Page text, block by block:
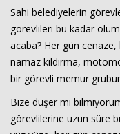
Sahi belediyelerin
görevlileri bu kadar
acaba? Her gün
namaz kıldırma,
bir görevli memur
Bize düşer mi
görevlilerine uzun süre